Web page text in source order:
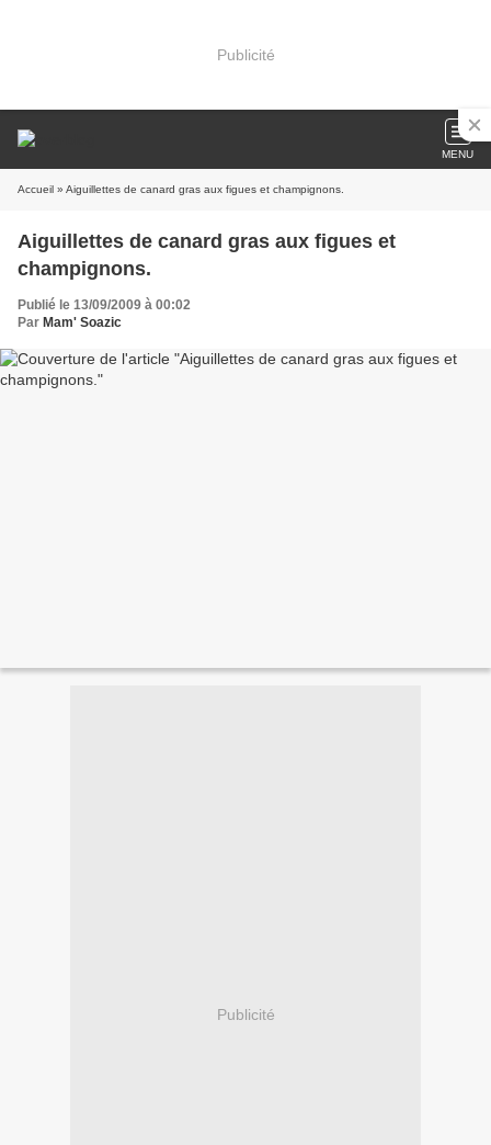
Publicité
MENU
Accueil » Aiguillettes de canard gras aux figues et champignons.
Aiguillettes de canard gras aux figues et
champignons.
Publié le 13/09/2009 à 00:02
Par Mam' Soazic
Publicité